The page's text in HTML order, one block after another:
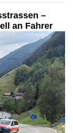
–
an Fahrer